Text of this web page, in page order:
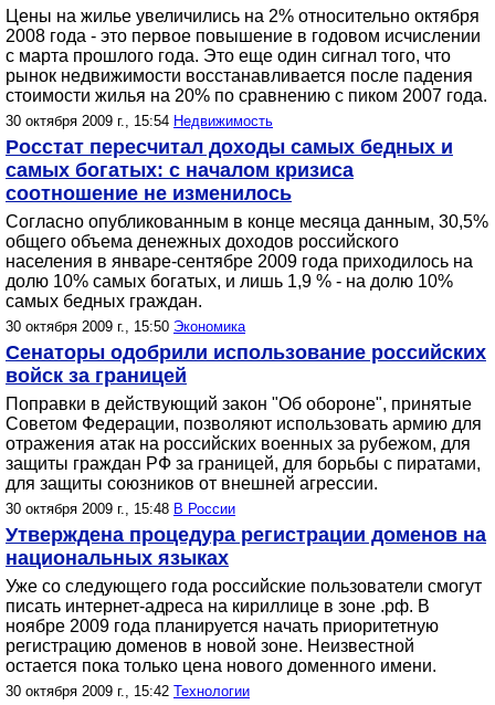
Цены на жилье увеличились на 2% относительно октября
2008 года - это первое повышение в годовом исчислении
с марта прошлого года. Это еще один сигнал того, что
рынок недвижимости восстанавливается после падения
стоимости жилья на 20% по сравнению с пиком 2007 года.
30 октября 2009 г., 15:54 Недвижимость
Росстат пересчитал доходы самых бедных и
самых богатых: с началом кризиса
соотношение не изменилось
Согласно опубликованным в конце месяца данным, 30,5%
общего объема денежных доходов российского
населения в январе-сентябре 2009 года приходилось на
долю 10% самых богатых, и лишь 1,9 % - на долю 10%
самых бедных граждан.
30 октября 2009 г., 15:50 Экономика
Сенаторы одобрили использование российских
войск за границей
Поправки в действующий закон "Об обороне", принятые
Советом Федерации, позволяют использовать армию для
отражения атак на российских военных за рубежом, для
защиты граждан РФ за границей, для борьбы с пиратами,
для защиты союзников от внешней агрессии.
30 октября 2009 г., 15:48 В России
Утверждена процедура регистрации доменов на
национальных языках
Уже со следующего года российские пользователи смогут
писать интернет-адреса на кириллице в зоне .рф. В
ноябре 2009 года планируется начать приоритетную
регистрацию доменов в новой зоне. Неизвестной
остается пока только цена нового доменного имени.
30 октября 2009 г., 15:42 Технологии